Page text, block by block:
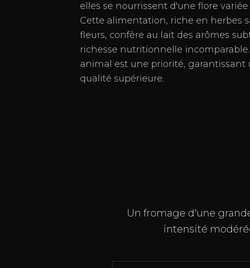
elles se nourrissent d'une flore
Cette alimentation, riche en herbes
fleurs, confère au lait des arômes
richesse nutritionnelle
animal est une priorité, garantissant
qualité supérieure.
Un fromage d'une
intensité